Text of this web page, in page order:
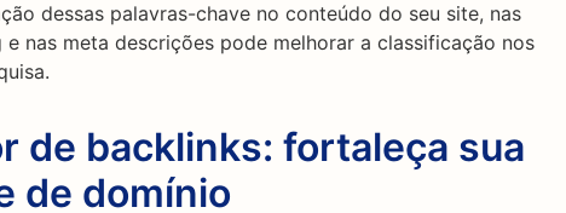
dessas palavras-chave no conteúdo do seu site, nas
nas meta descrições pode melhorar a classificação nos
de backlinks: fortaleça sua
de domínio